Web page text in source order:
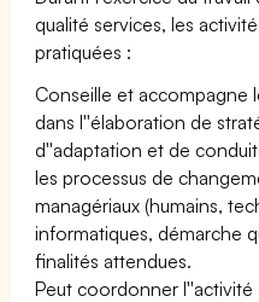
qualité services, les
pratiquées :
Conseille et accompagne
dans l''élaboration de
d''adaptation et de
les processus de
managériaux (humains,
informatiques, démarche
finalités attendues.
Peut coordonner l''activité